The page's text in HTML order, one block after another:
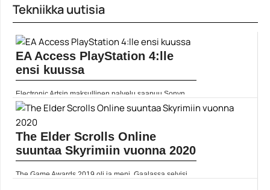
Tekniikka uutisia
EA Access PlayStation 4:lle
ensi kuussa
Electronic Artsin maksullinen palvelu saapuu Sonyn
konsolille heinäkuussa. ]]> Lue koko artikkeli:
https://www.gamereactor.fi/uutiset/658813/
rs=rss...
Yleinen
The Elder Scrolls Online
suuntaa Skyrimiin vuonna 2020
The Game Awards 2019 oli ja meni. Gaalassa selvisi